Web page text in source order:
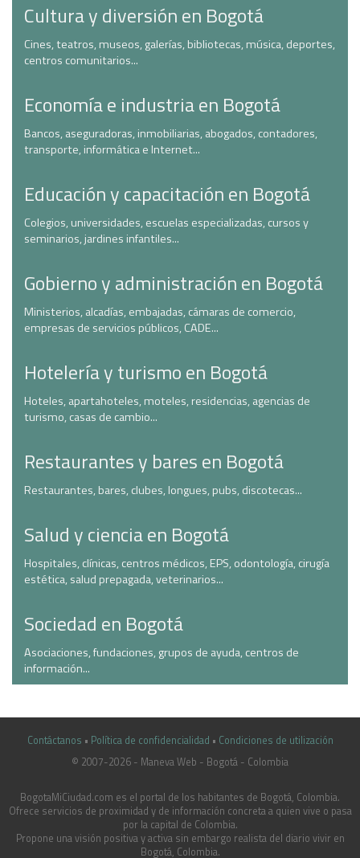
Cultura y diversión en Bogotá
Cines, teatros, museos, galerías, bibliotecas, música, deportes,
centros comunitarios...
Economía e industria en Bogotá
Bancos, aseguradoras, inmobiliarias, abogados, contadores,
transporte, informática e Internet...
Educación y capacitación en Bogotá
Colegios, universidades, escuelas especializadas, cursos y
seminarios, jardines infantiles...
Gobierno y administración en Bogotá
Ministerios, alcadías, embajadas, cámaras de comercio,
empresas de servicios públicos, CADE...
Hotelería y turismo en Bogotá
Hoteles, apartahoteles, moteles, residencias, agencias de
turismo, casas de cambio...
Restaurantes y bares en Bogotá
Restaurantes, bares, clubes, longues, pubs, discotecas...
Salud y ciencia en Bogotá
Hospitales, clínicas, centros médicos, EPS, odontología, cirugía
estética, salud prepagada, veterinarios...
Sociedad en Bogotá
Asociaciones, fundaciones, grupos de ayuda, centros de
información...
Contáctanos • Política de confidencialidad • Condiciones de utilización
© 2007-2026 - Maneva Web - Bogotá - Colombia
casinoluck.ca
BogotaMiCiudad.com es el portal de los habitantes de Bogotá, Colombia.
Ofrece servicios de proximidad y de información concreta a quien vive o pasa
por la capital de Colombia.
Propone una visión positiva y activa sin embargo realista del diario vivir en
Bogotá, Colombia.